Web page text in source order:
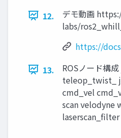
12.
デモ動画
labs/
https://
13.
ROSノード構
teleop_twist_
cmd_vel
scan velodyne
laserscan_ﬁlter